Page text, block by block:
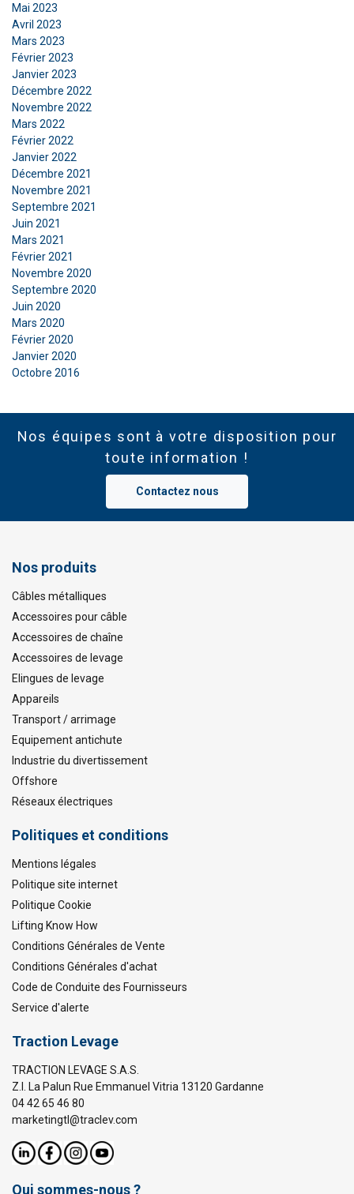
Mai 2023
Avril 2023
Mars 2023
Février 2023
Janvier 2023
Décembre 2022
Novembre 2022
Mars 2022
Février 2022
Janvier 2022
Décembre 2021
Novembre 2021
Septembre 2021
Juin 2021
Mars 2021
Février 2021
Novembre 2020
Septembre 2020
Juin 2020
Mars 2020
Février 2020
Janvier 2020
Octobre 2016
Nos équipes sont à votre disposition pour
toute information !
Contactez nous
Nos produits
Câbles métalliques
Accessoires pour câble
Accessoires de chaîne
Accessoires de levage
Elingues de levage
Appareils
Transport / arrimage
Equipement antichute
Industrie du divertissement
Offshore
Réseaux électriques
Politiques et conditions
Mentions légales
Politique site internet
Politique Cookie
Lifting Know How
Conditions Générales de Vente
Conditions Générales d'achat
Code de Conduite des Fournisseurs
Service d'alerte
Traction Levage
TRACTION LEVAGE S.A.S.
Z.I. La Palun Rue Emmanuel Vitria 13120 Gardanne
04 42 65 46 80
marketingtl@traclev.com
Qui sommes-nous ?
AFFICHER LES DÉTAILS